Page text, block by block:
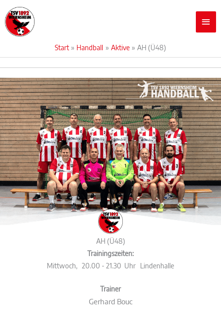
Inhalt
springen
Start Handball Aktive AH (Ü48)
AH (Ü48)
Trainingszeiten:
Mittwoch, 20.00 - 21.30 Uhr Lindenhalle
Trainer
Gerhard Bouc